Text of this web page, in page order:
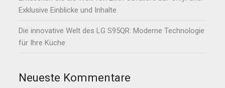
Exklusive Einblicke und Inhalte
Die innovative Welt des LG S95QR: Moderne Technologie
für Ihre Küche
Neueste Kommentare